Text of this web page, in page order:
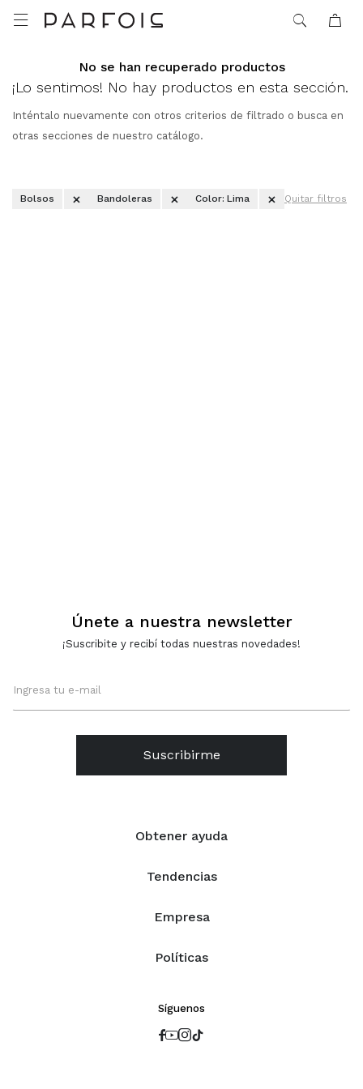

No se han recuperado productos
¡Lo sentimos! No hay productos en esta sección.
Inténtalo nuevamente con otros criterios de filtrado o busca en
otras secciones de nuestro catálogo.
Bolsos Bandoleras Color: Lima Quitar filtros
Obtener ayuda
Tendencias
Empresa
Políticas
Únete a nuestra newsletter
¡Suscribite y recibí todas nuestras novedades!
Suscribirme
Síguenos
